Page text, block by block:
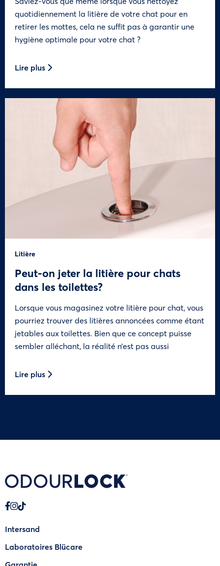
quotidiennement la litière de votre chat pour en
retirer les mottes, cela ne suffit pas à garantir une
hygiène optimale pour votre chat ?
Lire plus
Litière
Peut-on jeter la litière pour chats
dans les toilettes?
Lorsque vous magasinez votre litière pour chat, vous
pourriez trouver des litières annoncées comme étant
jetables aux toilettes. Bien que ce concept puisse
sembler alléchant, la réalité n’est pas aussi
Lire plus
Intersand
Laboratoires Blücare